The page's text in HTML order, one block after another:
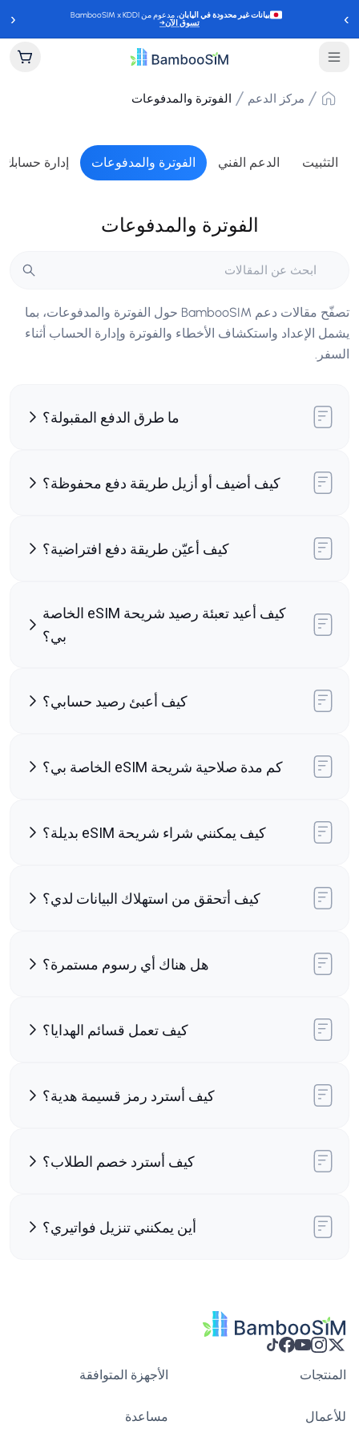
‹ بيانات غير محدودة في اليابان، مدعوم من BambooSIM x KDDI
تسوق الآن→ ›
مركز الدعم الفوترة والمدفوعات
التثبيت الدعم الفني الفوترة والمدفوعات إدارة حسابك
الفوترة والمدفوعات
تصفّح مقالات دعم BambooSIM حول الفوترة والمدفوعات، بما
يشمل الإعداد واستكشاف الأخطاء والفوترة وإدارة الحساب أثناء
السفر.
ما طرق الدفع المقبولة؟
كيف أضيف أو أزيل طريقة دفع محفوظة؟
كيف أعيّن طريقة دفع افتراضية؟
كيف أعيد تعبئة رصيد شريحة eSIM الخاصة
بي؟
كيف أعبئ رصيد حسابي؟
كم مدة صلاحية شريحة eSIM الخاصة بي؟
كيف يمكنني شراء شريحة eSIM بديلة؟
كيف أتحقق من استهلاك البيانات لدي؟
هل هناك أي رسوم مستمرة؟
كيف تعمل قسائم الهدايا؟
كيف أسترد رمز قسيمة هدية؟
كيف أسترد خصم الطلاب؟
أين يمكنني تنزيل فواتيري؟
المنتجات الأجهزة المتوافقة
للأعمال مساعدة